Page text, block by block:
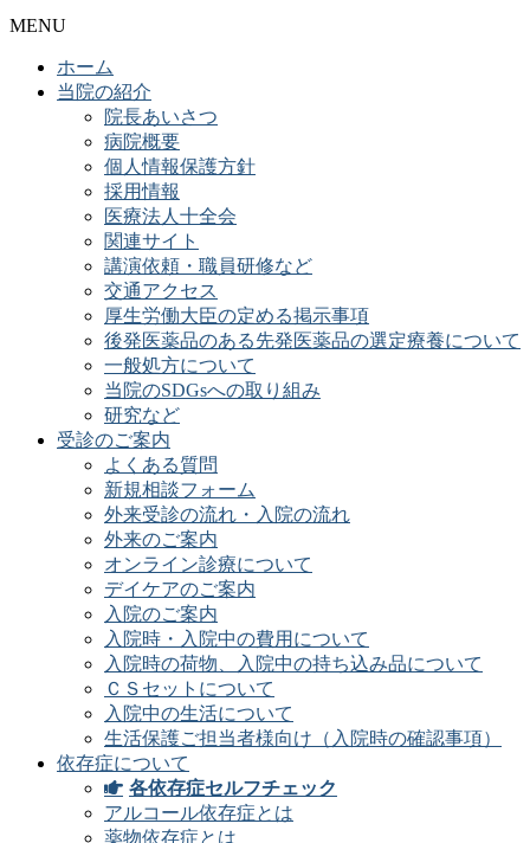
MENU
ホーム
当院の紹介
院長あいさつ
病院概要
個人情報保護方針
採用情報
医療法人十全会
関連サイト
講演依頼・職員研修など
交通アクセス
厚生労働大臣の定める掲示事項
後発医薬品のある先発医薬品の選定療養について
一般処方について
当院のSDGsへの取り組み
研究など
受診のご案内
よくある質問
新規相談フォーム
外来受診の流れ・入院の流れ
外来のご案内
オンライン診療について
デイケアのご案内
入院のご案内
入院時・入院中の費用について
入院時の荷物、入院中の持ち込み品について
ＣＳセットについて
入院中の生活について
生活保護ご担当者様向け（入院時の確認事項）
依存症について
各依存症セルフチェック
アルコール依存症とは
薬物依存症とは